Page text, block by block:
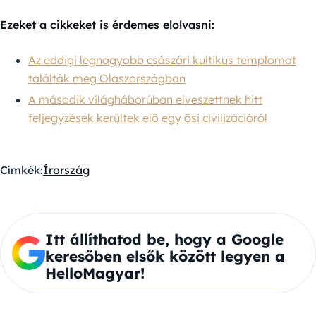
Ezeket a cikkeket is érdemes elolvasni:
Az eddigi legnagyobb császári kultikus templomot
találták meg Olaszországban
A második világháborúban elveszettnek hitt
feljegyzések kerültek elő egy ősi civilizációról
Címkék:Írország
Itt állíthatod be, hogy a Google
keresőben elsők között legyen a
HelloMagyar!